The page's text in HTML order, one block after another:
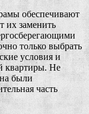
обеспечивают
их заменить
только выбрать
условия и
квартиры. Не
были
часть